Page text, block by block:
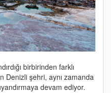
birbirinden farklı
Denizli şehri, aynı zamanda
devam ediyor.